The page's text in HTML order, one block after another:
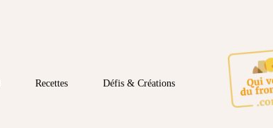
Recettes Défis & Créations